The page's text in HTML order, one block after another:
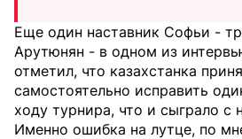
Еще один наставник Софьи -
Арутюнян - в одном из
отметил, что казахстанка
самостоятельно исправить
ходу турнира, что и сыграло с
Именно ошибка на лутце, по